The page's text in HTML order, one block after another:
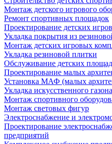
Монтаж детского игрового
Ремонт спортивных площадок
Проектирование детских
Укладка покрытия из
Монтаж детских игровых
Укладка резиновой плитки
Обслуживание детских
Проектирование малых
Установка МАФ (малых
Укладка искусственного газона
Монтаж спортивного
Монтаж световых фигур
Электроснабжение и
Проектирование
предприятий